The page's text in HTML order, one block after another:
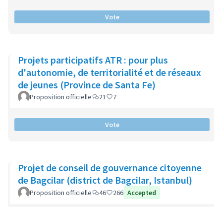
Vote
Projets participatifs ATR : pour plus
d'autonomie, de territorialité et de réseaux
de jeunes (Province de Santa Fe)
Proposition officielle 21 7
Vote
Projet de conseil de gouvernance citoyenne
de Bagcilar (district de Bagcilar, Istanbul)
Proposition officielle 46 266 Accepted